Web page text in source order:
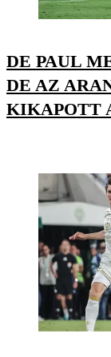
DE PAUL
DE AZ
KIKAPOTT